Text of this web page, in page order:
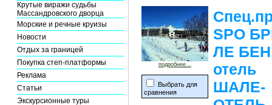
Крутые виражи судьбы
Массандровского дворца
Морские и речные круизы
Новости
Отдых за границей
Покупка степ-платформы
Реклама
Статьи
Экскурсионные туры
подробнее...
Выбрать для
сравнения
SPO
ЛЕ
отель
ШАЛЕ-